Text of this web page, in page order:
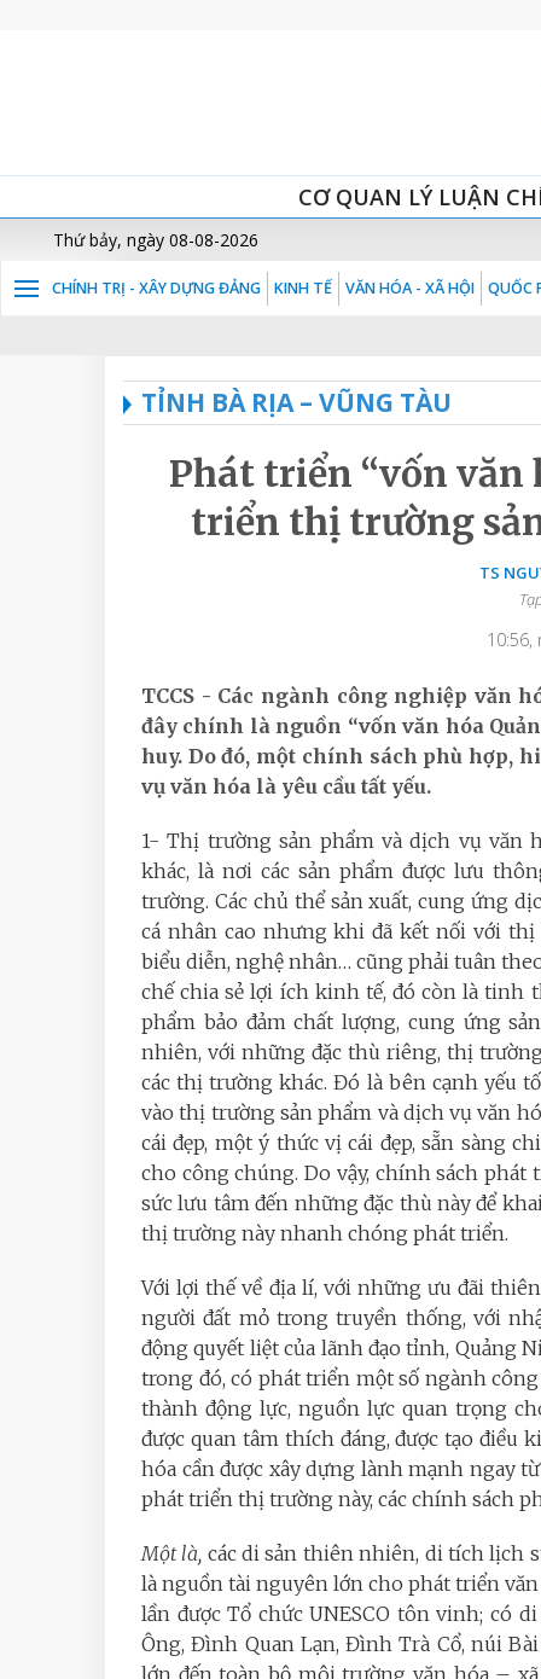
CƠ QUAN LÝ LUẬN
Thứ bảy, ngày 08-08-2026
CHÍNH TRỊ - XÂY DỰNG ĐẢNG KINH TẾ VĂN HÓA - XÃ HỘI QUỐC
TỈNH BÀ RỊA – VŨNG TÀU
Phát triển “vốn văn
triển thị trường
TS
10:56,
TCCS - Các ngành công nghiệp văn
đây chính là nguồn “vốn văn hóa
huy. Do đó, một chính sách phù hợp,
vụ văn hóa là yêu cầu tất yếu.
1- Thị trường sản phẩm và dịch vụ văn
khác, là nơi các sản phẩm được lưu
trường. Các chủ thể sản xuất, cung ứng
cá nhân cao nhưng khi đã kết nối với
biểu diễn, nghệ nhân… cũng phải tuân
chế chia sẻ lợi ích kinh tế, đó còn là tinh
phẩm bảo đảm chất lượng, cung ứng
nhiên, với những đặc thù riêng, thị
các thị trường khác. Đó là bên cạnh yếu
vào thị trường sản phẩm và dịch vụ văn
cái đẹp, một ý thức vị cái đẹp, sẵn sàng
cho công chúng. Do vậy, chính sách
sức lưu tâm đến những đặc thù này để
thị trường này nhanh chóng phát triển.
Với lợi thế về địa lí, với những ưu đãi
người đất mỏ trong truyền thống, với
động quyết liệt của lãnh đạo tỉnh, Quảng
trong đó, có phát triển một số ngành
thành động lực, nguồn lực quan trọng
được quan tâm thích đáng, được tạo điều
hóa cần được xây dựng lành mạnh ngay
phát triển thị trường này, các chính sách
Một là, các di sản thiên nhiên, di tích lịch
là nguồn tài nguyên lớn cho phát triển
lần được Tổ chức UNESCO tôn vinh; có
Ông, Đình Quan Lạn, Đình Trà Cổ, núi
lớn đến toàn bộ môi trường văn hóa –